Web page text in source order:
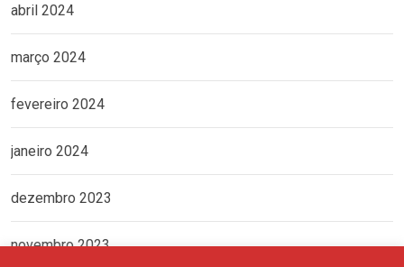
abril 2024
março 2024
fevereiro 2024
janeiro 2024
dezembro 2023
novembro 2023